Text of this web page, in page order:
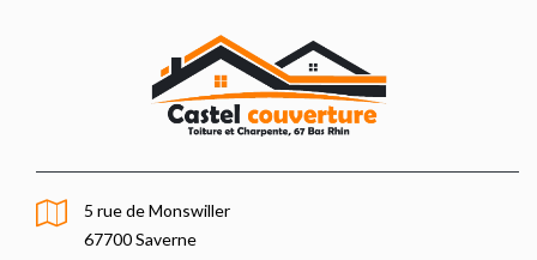
5 rue de Monswiller
67700 Saverne